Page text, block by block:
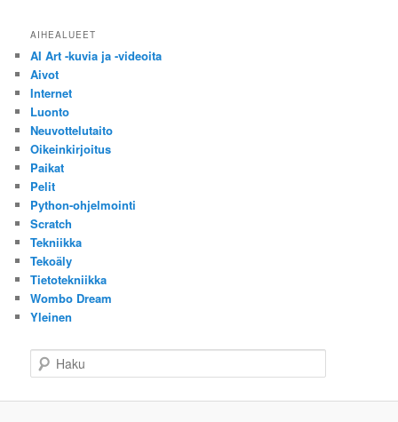
AIHEALUEET
AI Art -kuvia ja -videoita
Aivot
Internet
Luonto
Neuvottelutaito
Oikeinkirjoitus
Paikat
Pelit
Python-ohjelmointi
Scratch
Tekniikka
Tekoäly
Tietotekniikka
Wombo Dream
Yleinen
a